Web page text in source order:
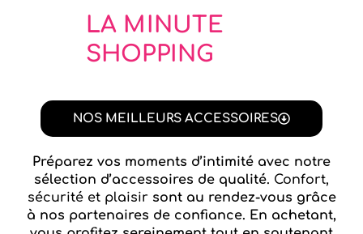
LA MINUTE
SHOPPING
NOS MEILLEURS ACCESSOIRES
Préparez vos moments d’intimité avec notre
sélection d’accessoires de qualité. Confort,
sécurité et plaisir sont au rendez-vous grâce
à nos partenaires de confiance. En achetant,